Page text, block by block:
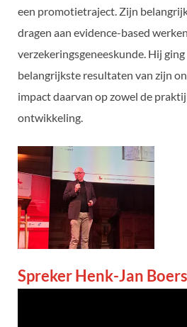
een promotietraject. Zijn
dragen aan evidence-based
verzekeringsgeneeskunde. Hij
belangrijkste resultaten van zijn
impact daarvan op zowel de
ontwikkeling.
Spreker Henk-Jan